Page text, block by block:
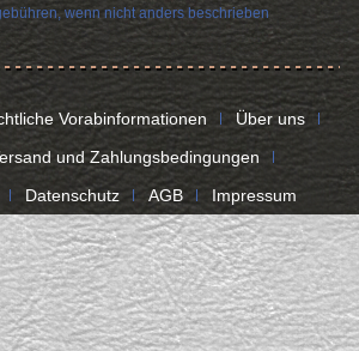
wenn nicht anders beschrieben
Vorabinformationen
Über uns
und Zahlungsbedingungen
Datenschutz AGB Impressum